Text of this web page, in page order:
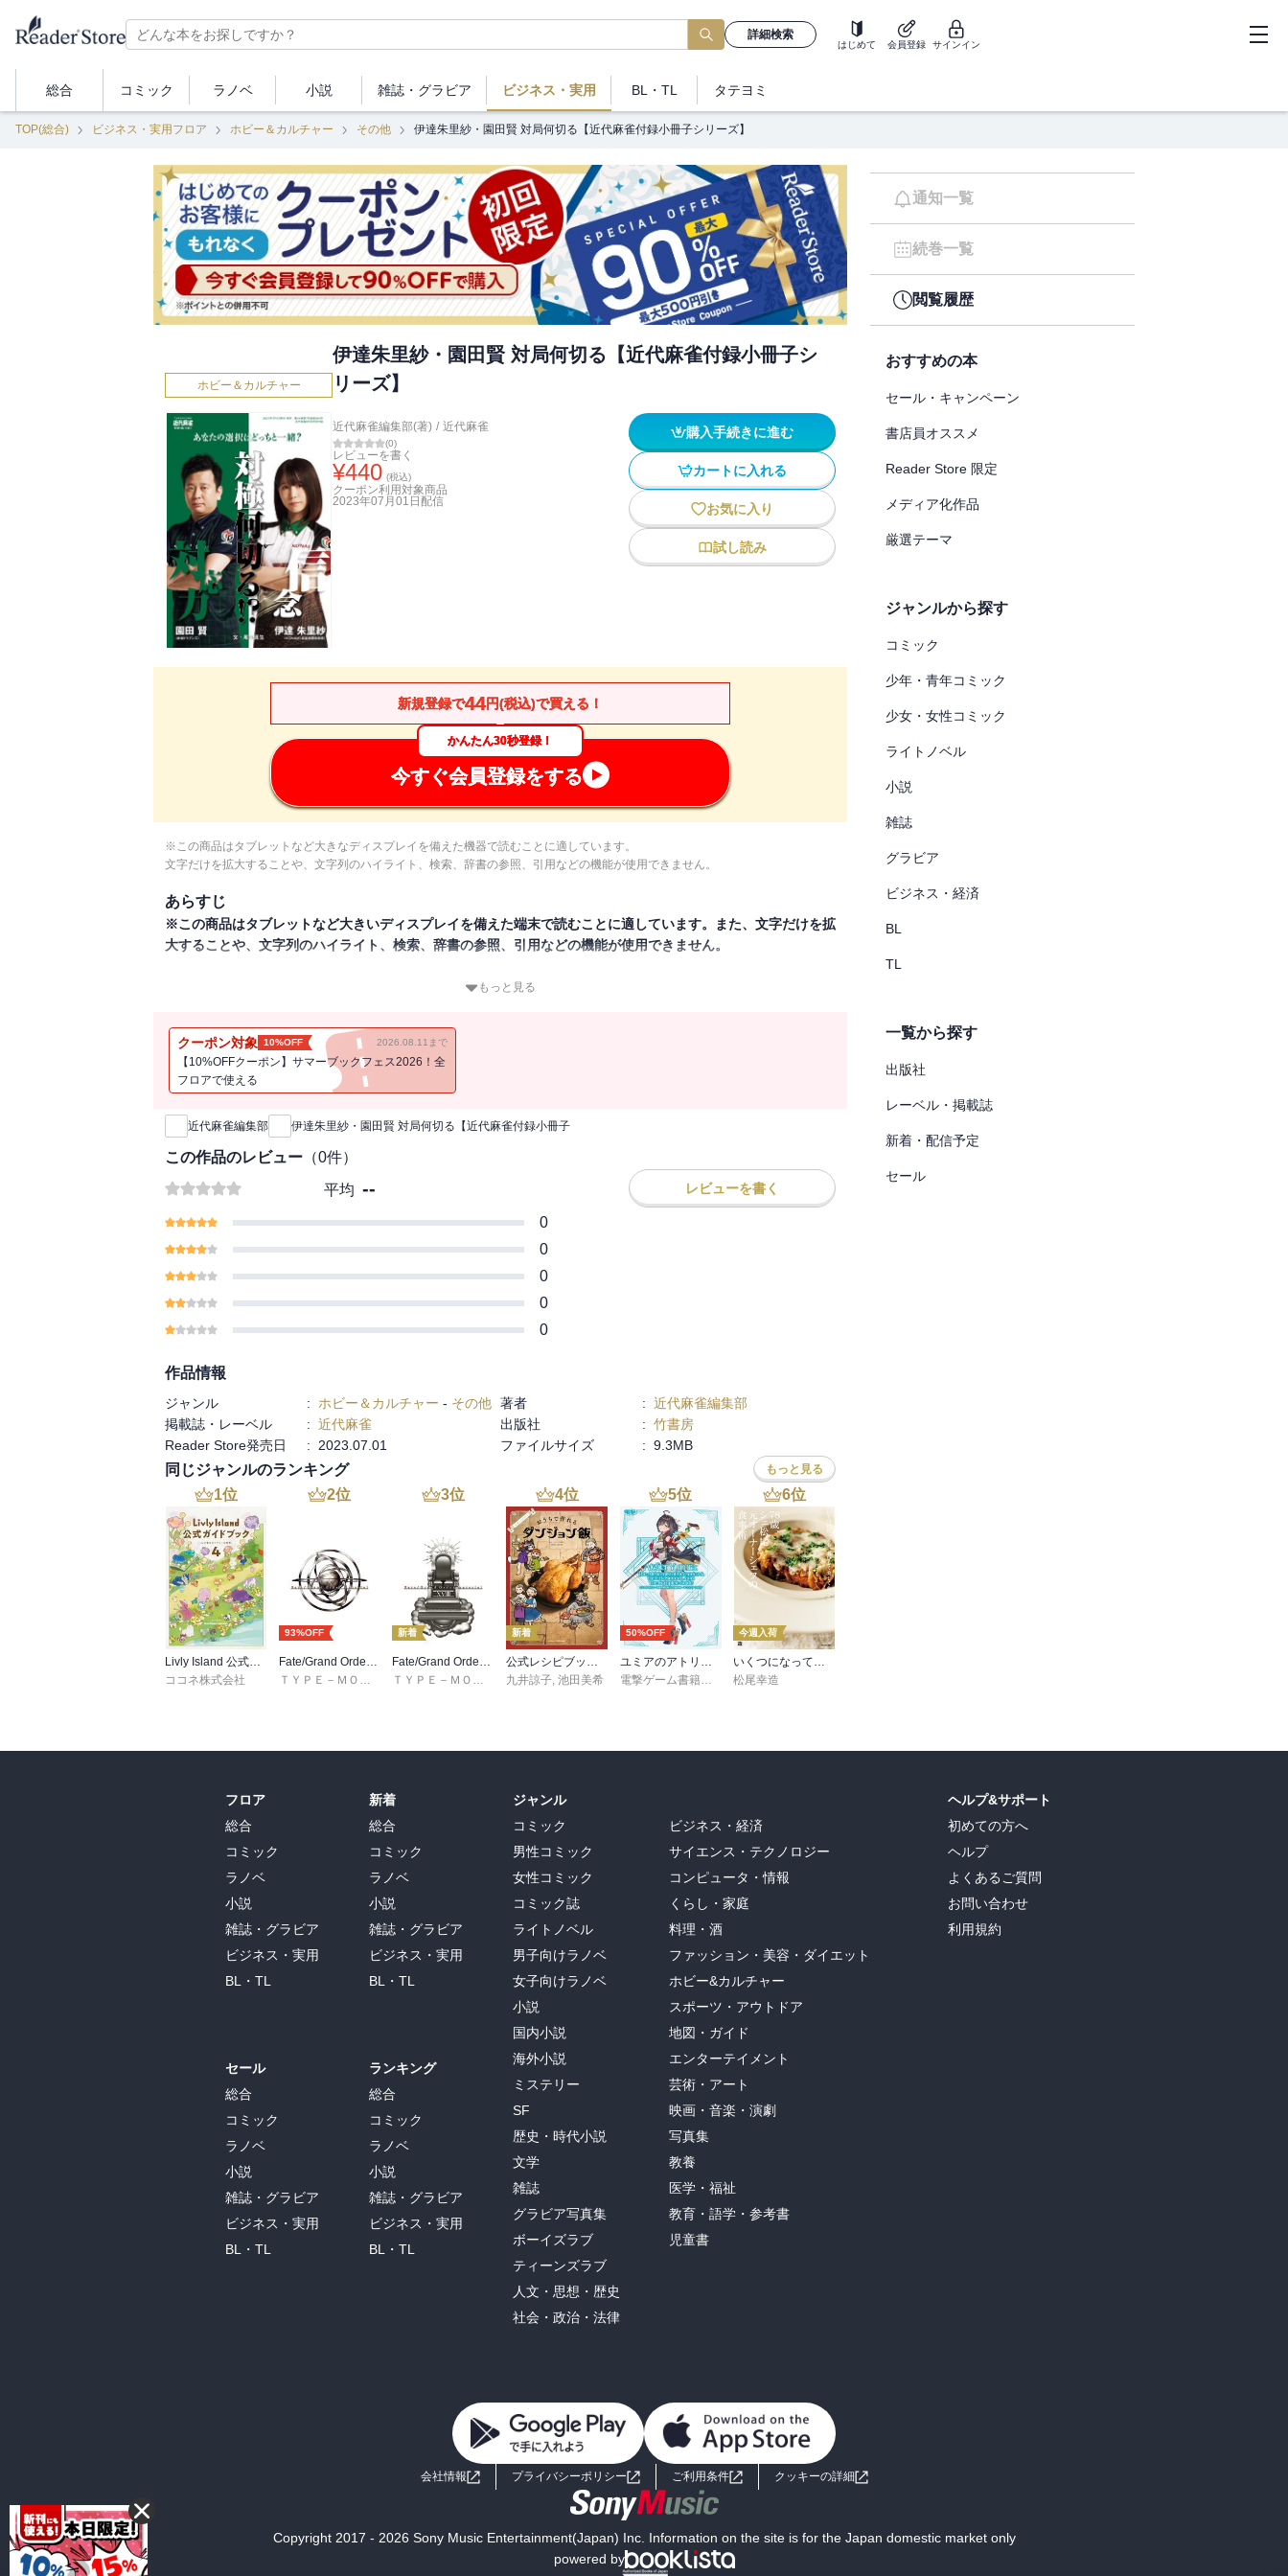
詳細検索
はじめて 会員登録 サインイン
総合 コミック ラノベ 小説 雑誌・ グラビア ビジネス ・実用 BL・TL タテヨミ
TOP(総合) ビジネス・実用フロア ホビー＆カルチャー その他 伊達朱里紗・園田賢 対局何切る【近代麻雀付録小冊子シリーズ】
ホビー＆カルチャー
伊達朱里紗・園田賢 対局何切る【近代麻雀付録小冊子シ
リーズ】
近代麻雀編集部(著) / 近代麻雀
(0)
レビューを書く
¥440 (税込)
クーポン利用対象商品
2023年07月01日 配信
購入手続きに進む
カートに入れる
お気に入り
試し読み
新規登録で44円(税込)で買える！
かんたん30秒登録！
今すぐ会員登録をする
※この商品はタブレットなど大きなディスプレイを備えた機器で読むことに適しています。
文字だけを拡大することや、文字列のハイライト、検索、辞書の参照、引用などの機能が使用できません。
あらすじ
※この商品はタブレットなど大きいディスプレイを備えた端末で読むことに適しています。また、文字だけを拡
大することや、文字列のハイライト、検索、辞書の参照、引用などの機能が使用できません。
が違うことを楽しんでください。
※この商品は近代麻雀 2022年8月号付録を電子化したものになります。紙のものとほぼ同内容になりますので
購入の際はお気を付けください。
もっと見る
クーポン対象 10%OFF 2026.08.11まで
【10%OFFクーポン】サマーブックフェス2026！全
フロアで使える
新刊通知
近代麻雀編集部 伊達朱里紗・園田賢 対局何切る【近代麻雀付録小冊子
この作品のレビュー （0件）
平均 -- レビューを書く
0
0
0
0
0
作品情報
ジャンル : ホビー＆カルチャー - その他 著者 : 近代麻雀編集部
掲載誌・レーベル
: 近代麻雀 出版社 : 竹書房
Reader Store発売日
: 2023.07.01 ファイルサイズ : 9.3MB
同じジャンルのランキング もっと見る
1位
Livly Island 公式ガイドブック４ 心が重なるリヴリーの世界【プロダクトコード付き】
ココネ株式会社
2位
93%OFF
Fate/Grand Order material I
ＴＹＰＥ－ＭＯＯＮ
3位
新着
Fate/Grand Order material XVIII
ＴＹＰＥ－ＭＯＯＮ
4位
新着
公式レシピブック おうちで作れるダンジョン飯
九井諒子, 池田美希
5位
50%OFF
ユミアのアトリエ ～追憶の錬金術士と幻創の地～ ザ・コンプリートガイド
電撃ゲーム書籍編集部
6位
今週入荷
いくつになっても、おいしく美しく食べる 78歳、シェ松尾元オーナーシェフの食事術
松尾幸造
通知一覧
続巻一覧
閲覧履歴
おすすめの本
セール・キャンペーン
書店員オススメ
Reader Store 限定
メディア化作品
厳選テーマ
ジャンルから探す
コミック
少年・青年コミック
少女・女性コミック
ライトノベル
小説
雑誌
グラビア
ビジネス・経済
BL
TL
一覧から探す
出版社
レーベル・掲載誌
新着・配信予定
セール
フロア
総合
コミック
ラノベ
小説
雑誌・グラビア
ビジネス・実用
BL・TL
セール
総合
コミック
ラノベ
小説
雑誌・グラビア
ビジネス・実用
BL・TL
新着
総合
コミック
ラノベ
小説
雑誌・グラビア
ビジネス・実用
BL・TL
ランキング
総合
コミック
ラノベ
小説
雑誌・グラビア
ビジネス・実用
BL・TL
ジャンル
コミック
男性コミック
女性コミック
コミック誌
ライトノベル
男子向けラノベ
女子向けラノベ
小説
国内小説
海外小説
ミステリー
SF
歴史・時代小説
文学
雑誌
グラビア写真集
ボーイズラブ
ティーンズラブ
人文・思想・歴史
社会・政治・法律
ビジネス・経済
サイエンス・テクノロジー
コンピュータ・情報
くらし・家庭
料理・酒
ファッション・美容・ダイエット
ホビー&カルチャー
スポーツ・アウトドア
地図・ガイド
エンターテイメント
芸術・アート
映画・音楽・演劇
写真集
教養
医学・福祉
教育・語学・参考書
児童書
ヘルプ&サポート
初めての方へ
ヘルプ
よくあるご質問
お問い合わせ
利用規約
会社情報 プライバシーポリシー ご利用条件 クッキーの詳細
Copyright 2017 - 2026 Sony Music Entertainment(Japan) Inc. Information on the site is for the Japan domestic market only
powered by